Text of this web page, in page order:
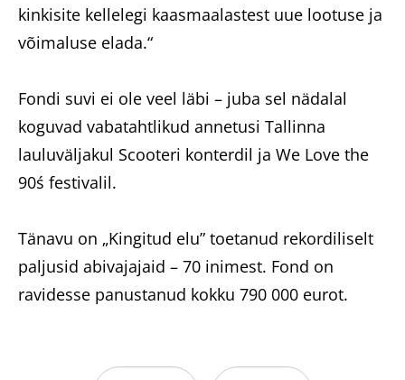
kinkisite kellelegi kaasmaalastest uue lootuse ja
võimaluse elada.“
Fondi suvi ei ole veel läbi – juba sel nädalal
koguvad vabatahtlikud annetusi Tallinna
lauluväljakul Scooteri konterdil ja We Love the
90ś festivalil.
Tänavu on „Kingitud elu” toetanud rekordiliselt
paljusid abivajajaid – 70 inimest. Fond on
ravidesse panustanud kokku 790 000 eurot.